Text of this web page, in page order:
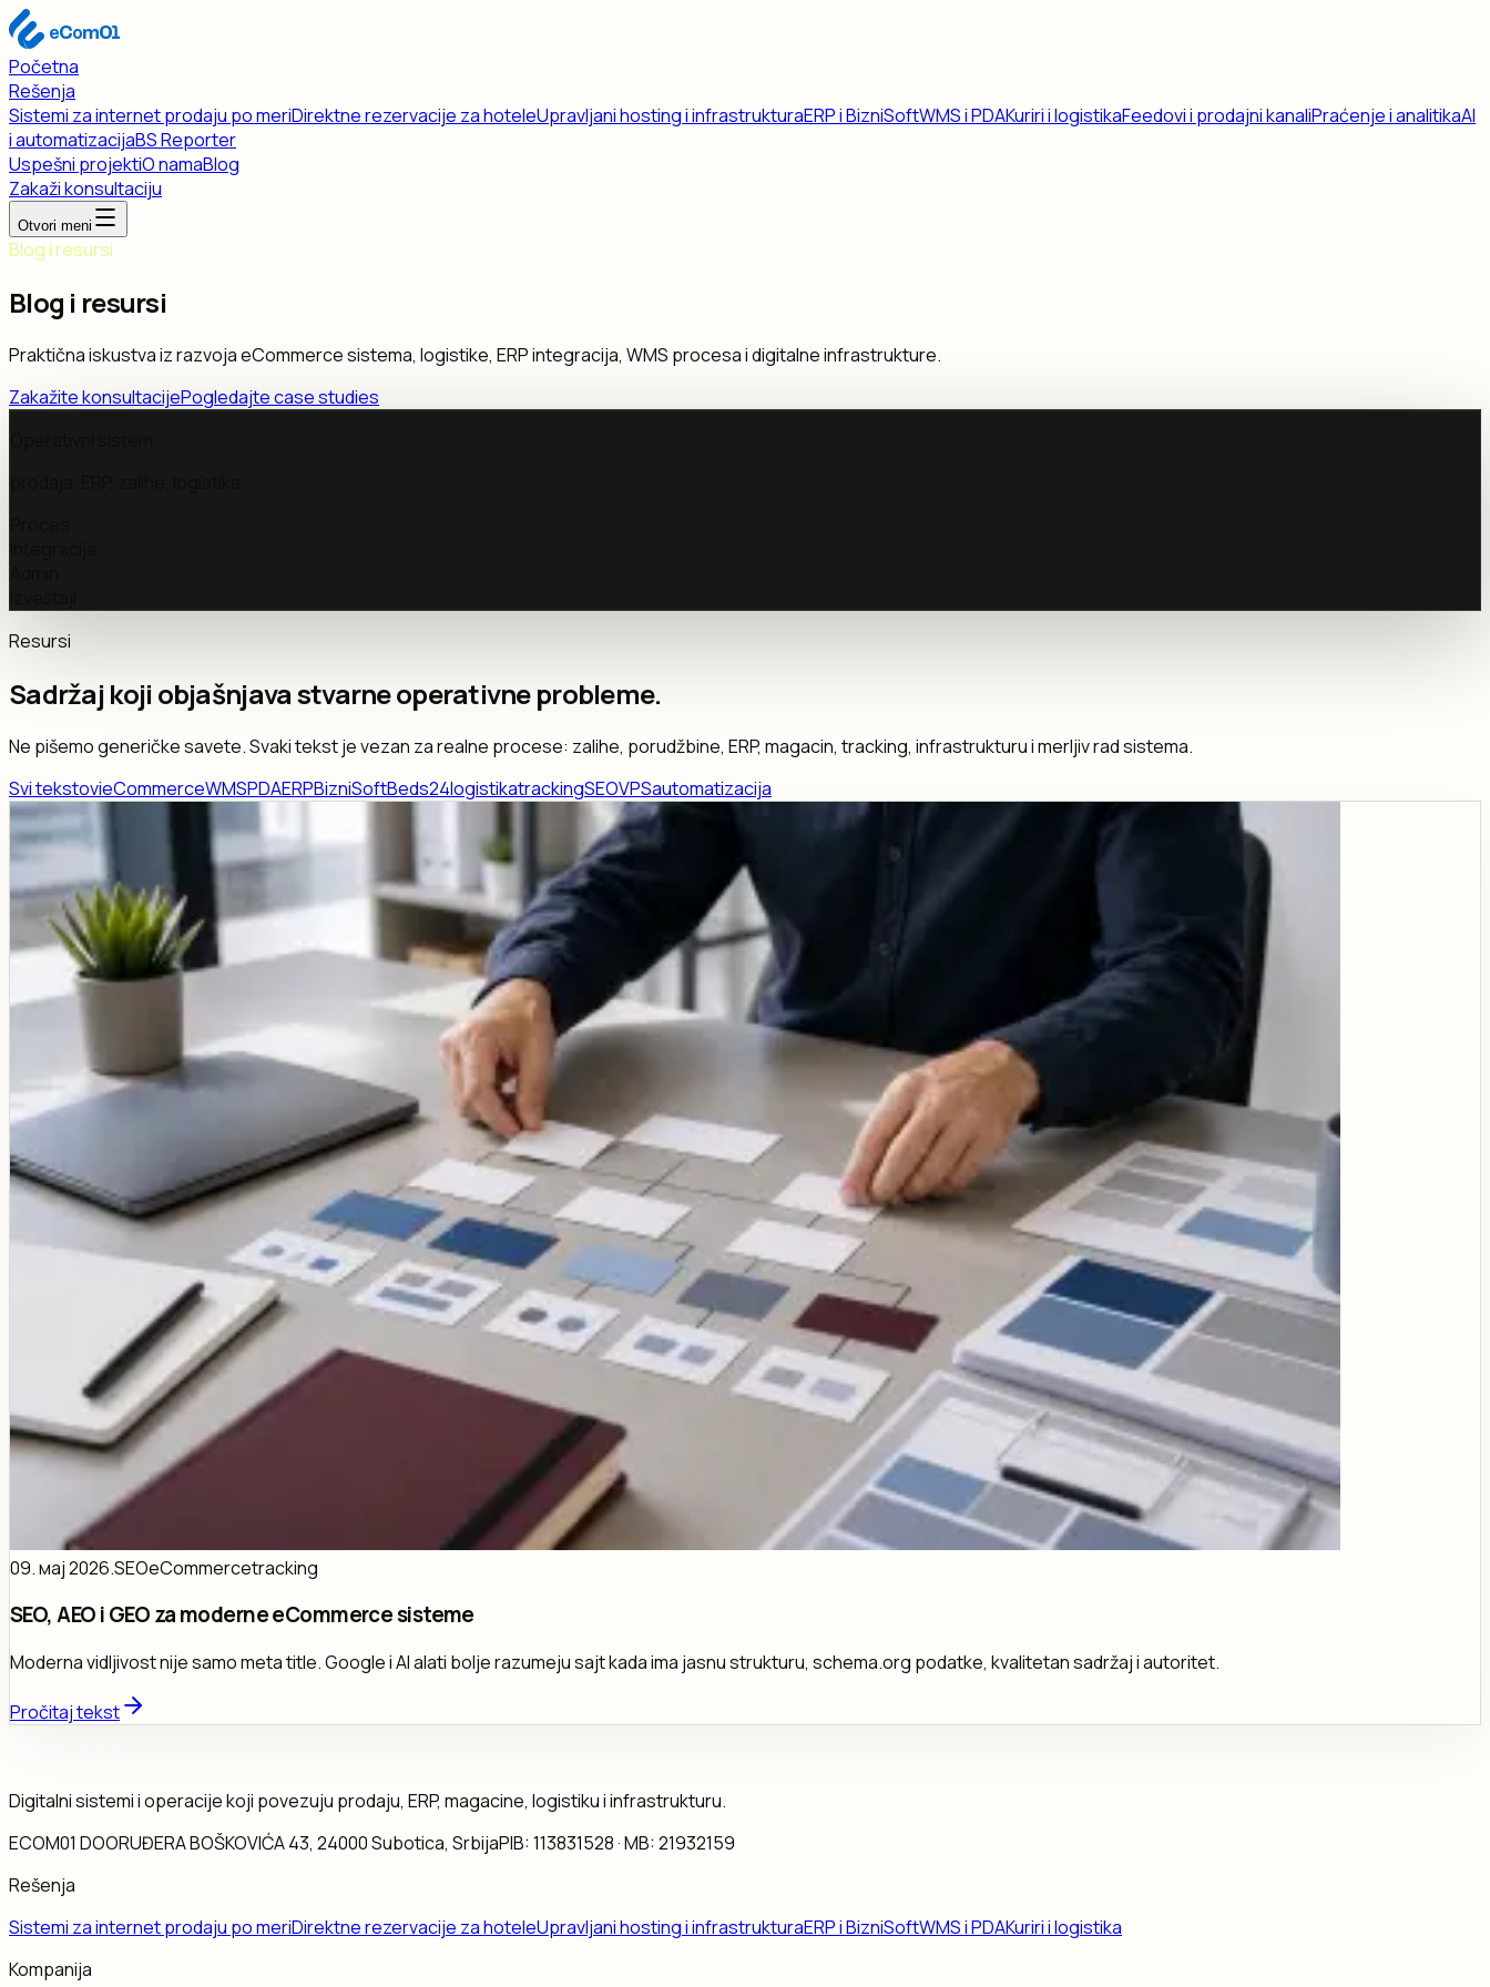
Početna
Rešenja
Sistemi za internet prodaju po meriDirektne rezervacije za hoteleUpravljani hosting i infrastrukturaERP i BizniSoftWMS i PDAKuriri i logistikaFeedovi i prodajni kanaliPraćenje i analitikaAI
i automatizacijaBS Reporter
Uspešni projektiO namaBlog
Zakaži konsultaciju
Otvori meni
Blog i resursi
Blog i resursi
Praktična iskustva iz razvoja eCommerce sistema, logistike, ERP integracija, WMS procesa i digitalne infrastrukture.
Zakažite konsultacijePogledajte case studies
Resursi
Sadržaj koji objašnjava stvarne operativne probleme.
Ne pišemo generičke savete. Svaki tekst je vezan za realne procese: zalihe, porudžbine, ERP, magacin, tracking, infrastrukturu i merljiv rad sistema.
Svi tekstovieCommerceWMSPDAERPBizniSoftBeds24logistikatrackingSEOVPSautomatizacija
09. мај 2026.SEOeCommercetracking
SEO, AEO i GEO za moderne eCommerce sisteme
Moderna vidljivost nije samo meta title. Google i AI alati bolje razumeju sajt kada ima jasnu strukturu, schema.org podatke, kvalitetan sadržaj i autoritet.
Pročitaj tekst
Digitalni sistemi i operacije koji povezuju prodaju, ERP, magacine, logistiku i infrastrukturu.
ECOM01 DOORUĐERA BOŠKOVIĆA 43, 24000 Subotica, SrbijaPIB:113831528· MB:21932159
Rešenja
Sistemi za internet prodaju po meriDirektne rezervacije za hoteleUpravljani hosting i infrastrukturaERP i BizniSoftWMS i PDAKuriri i logistika
Kompanija